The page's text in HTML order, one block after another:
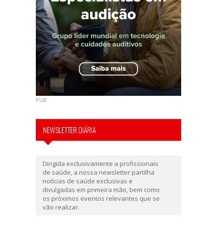
PUB
NEWSLETTER DIÁRIA
Dirigida exclusivamente a profissionais
de saúde, a nossa newsletter partilha
notícias de saúde exclusivas e
divulgadas em primeira mão, bem como
os próximos eventos relevantes que se
vão realizar.